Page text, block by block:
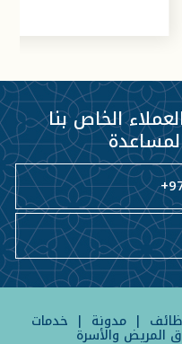
الخاص بنا
| مدونة | خدمات
المريض والأسرة